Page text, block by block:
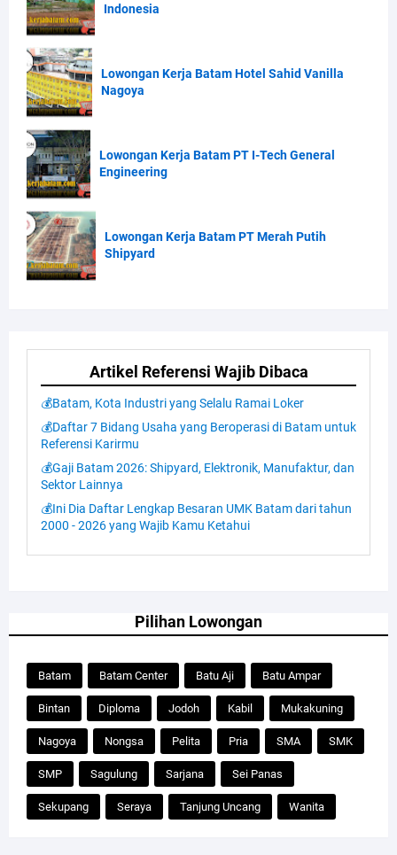
Indonesia
Lowongan Kerja Batam Hotel Sahid Vanilla
Nagoya
Lowongan Kerja Batam PT I-Tech General
Engineering
Lowongan Kerja Batam PT Merah Putih
Shipyard
Artikel Referensi Wajib Dibaca
💰Batam, Kota Industri yang Selalu Ramai Loker
💰Daftar 7 Bidang Usaha yang Beroperasi di Batam untuk
Referensi Karirmu
💰Gaji Batam 2026: Shipyard, Elektronik, Manufaktur, dan
Sektor Lainnya
💰Ini Dia Daftar Lengkap Besaran UMK Batam dari tahun
2000 - 2026 yang Wajib Kamu Ketahui
Pilihan Lowongan
Batam Batam Center Batu Aji Batu Ampar
Bintan Diploma Jodoh Kabil Mukakuning
Nagoya Nongsa Pelita Pria SMA SMK
SMP Sagulung Sarjana Sei Panas
Sekupang Seraya Tanjung Uncang Wanita